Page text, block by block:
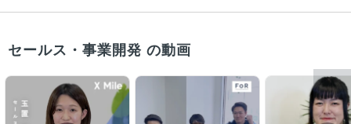
セールス・事業開発 の動画